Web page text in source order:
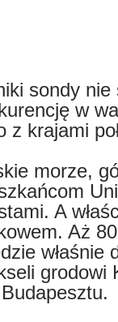
sondy
w
z krajami
morze,
A
Aż
właśnie
grodowi